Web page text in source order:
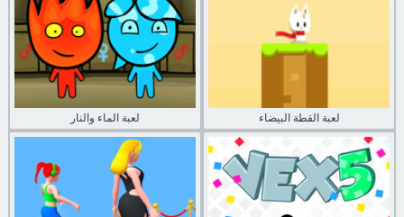
لعبة الماء والنار لعبة القطة البيضاء